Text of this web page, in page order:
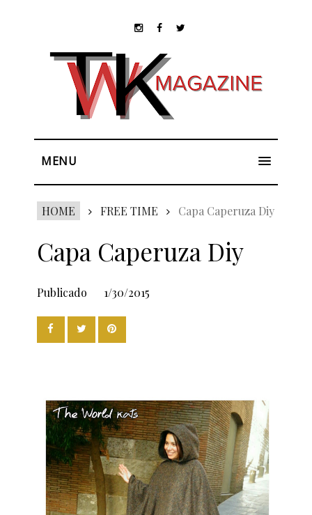
MENU
HOME FREE TIME Capa Caperuza Diy
Capa Caperuza Diy
Publicado 1/30/2015